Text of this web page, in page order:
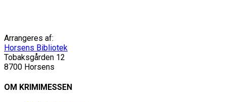
Arrangeres af:
Horsens Bibliotek
Tobaksgården 12
8700 Horsens
OM KRIMIMESSEN